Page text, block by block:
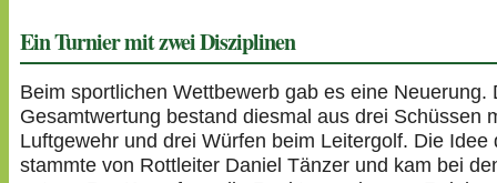
Ein Turnier mit zwei Diszi­plinen
Beim sport­li­chen Wett­be­werb gab es eine Neuerung.
Gesamt­wer­tung bestand diesmal aus drei Schüssen
Luft­ge­wehr und drei Würfen beim Leit­er­golf. Die Idee
stammte von Rott­leiter Daniel Tänzer und kam bei